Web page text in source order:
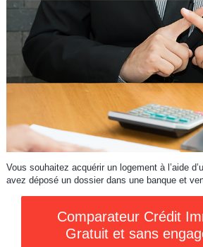
Vous souhaitez acquérir un logement à l’aide
avez déposé un dossier dans une banque et
Comparateur Crédit
Gratuit et sans